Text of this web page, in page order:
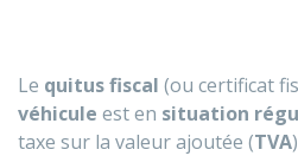
Le quitus fiscal (ou certificat
véhicule est en situation
taxe sur la valeur ajoutée (TVA